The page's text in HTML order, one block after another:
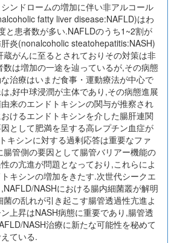
ンドロームの増加に伴い非アルコール
fatty liver disease:NAFLD)はわ
と患者数が多い.NAFLDのうち1~2割が
炎(nonalcoholic steatohepatitis:NASH)
がんに至るとされておりその対策は非
は増加の一途を辿っているが,その病態
治療はいまだ食事・運動療法が中心で
,好中球浸潤が主体であり,その病態進展
来のエンドトキシンの関与が推察され
けるエンドトキシンを介した腸肝連関
として肥満を呈する高レプチン血症が
キシンに対する過剰応答は重要なファ
腸管側の要因として腸管バリアー機能の
の亢進が問題となっており,これらによ
キシンの増加をきたす.次世代シークエ
NASHにおける腸内細菌叢が解明
の乱れが引き起こす腸管透過性亢進よ
上昇はNASH病態に重要であり,腸管透
NASH治療に新たな可能性を秘めて
ている.